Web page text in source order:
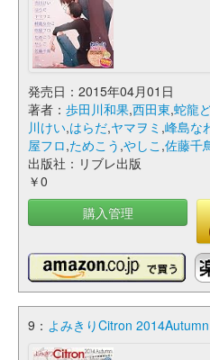
発売日：2015年04月01日
著者： 歩田川和果,西田東,蛇龍
川けい,はらだ,ヤマヲミ ,峰島な
屋フロ,ためこう ,やしこ ,佐藤千
出版社：リブレ出版
￥0
購入管理
9： よみきりCitron